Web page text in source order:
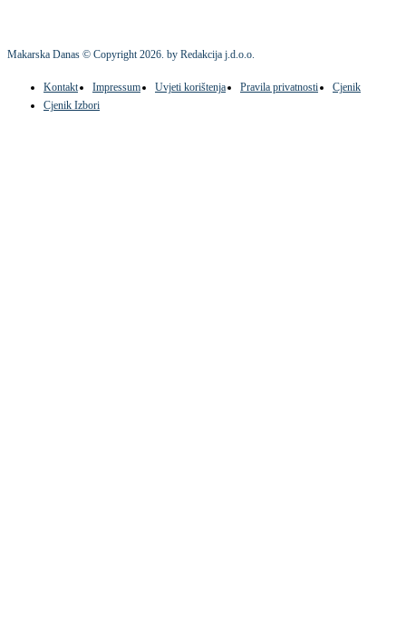
Makarska Danas © Copyright2026. by Redakcija j.d.o.o.
Kontakt Impressum Uvjeti korištenja Pravila privatnosti
Cjenik
Cjenik Izbori